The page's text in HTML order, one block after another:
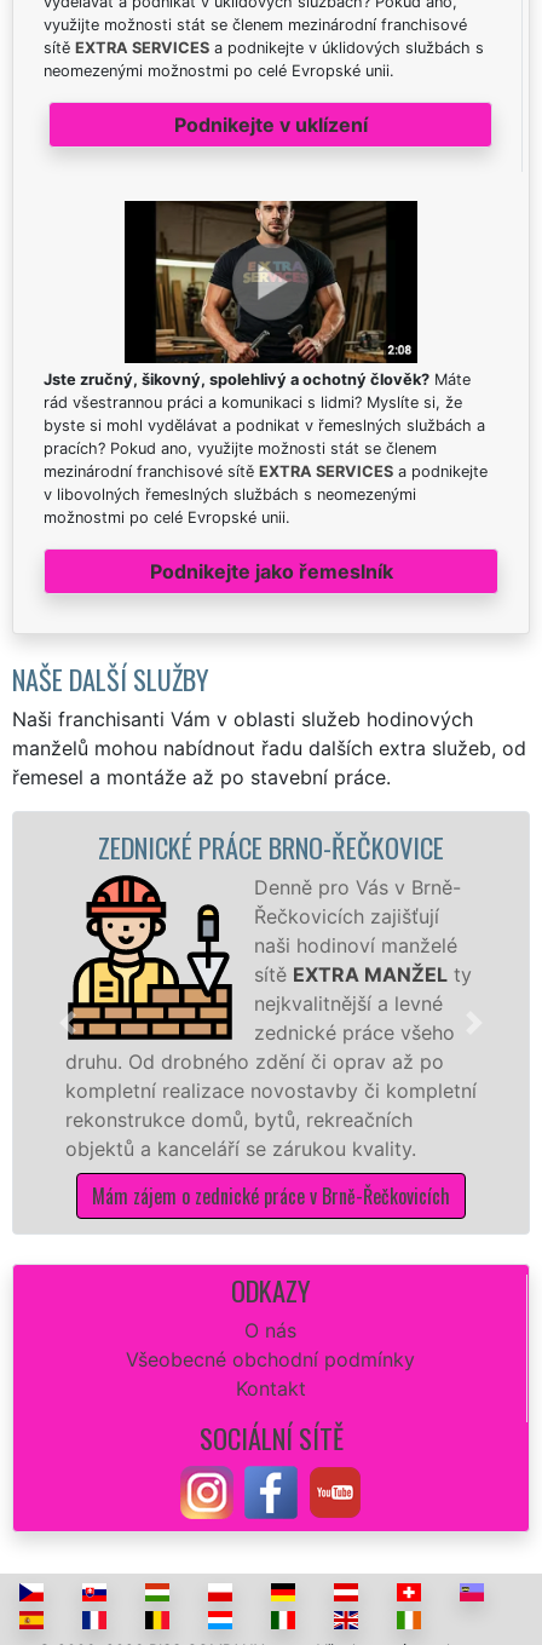
využijte možnosti stát se členem mezinárodní franchisové
sítě EXTRA SERVICES a podnikejte v úklidových službách s
neomezenými možnostmi po celé Evropské unii.
Podnikejte v uklízení
Jste zručný, šikovný, spolehlivý a ochotný člověk? Máte
rád všestrannou práci a komunikaci s lidmi? Myslíte si, že
byste si mohl vydělávat a podnikat v řemeslných službách a
pracích? Pokud ano, využijte možnosti stát se členem
mezinárodní franchisové sítě EXTRA SERVICES a podnikejte
v libovolných řemeslných službách s neomezenými
možnostmi po celé Evropské unii.
Podnikejte jako řemeslník
NAŠE DALŠÍ SLUŽBY
Naši franchisanti Vám v oblasti služeb hodinových
manželů mohou nabídnout řadu dalších extra služeb, od
řemesel a montáže až po stavební práce.
PRÁCE BRNO-ŘEČKOVICE
Denně pro Vás v Brně-
Řečkovicích zajišťují
naši hodinoví manželé
sítěEXTRA MANŽELty
nejkvalitnější a levné
zednické práce všeho
Od drobného zdění či oprav až po
realizace novostavby či kompletní
domů, bytů, rekreačních
a kanceláří se zárukou kvality.
zájem o zednické práce v Brně-Řečkovicích
ODKAZY
O nás
Všeobecné obchodní podmínky
Kontakt
SOCIÁLNÍ SÍTĚ